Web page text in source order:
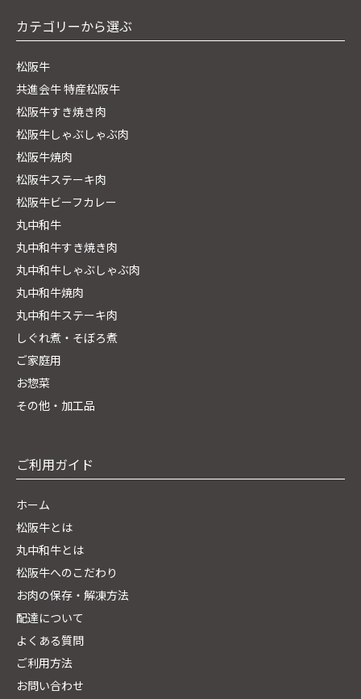
カテゴリーから選ぶ
松阪牛
共進会牛 特産松阪牛
松阪牛すき焼き肉
松阪牛しゃぶしゃぶ肉
松阪牛焼肉
松阪牛ステーキ肉
松阪牛ビーフカレー
丸中和牛
丸中和牛すき焼き肉
丸中和牛しゃぶしゃぶ肉
丸中和牛焼肉
丸中和牛ステーキ肉
しぐれ煮・そぼろ煮
ご家庭用
お惣菜
その他・加工品
ご利用ガイド
ホーム
松阪牛とは
丸中和牛とは
松阪牛へのこだわり
お肉の保存・解凍方法
配達について
よくある質問
ご利用方法
お問い合わせ